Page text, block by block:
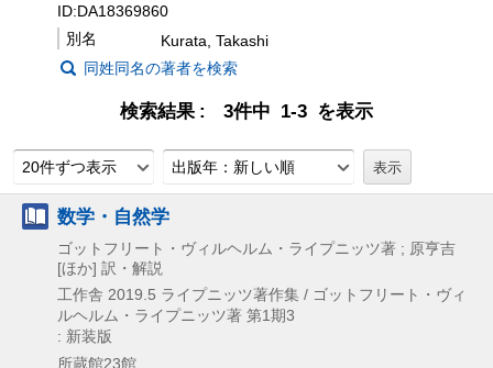
ID:DA18369860
別名
Kurata, Takashi
同姓同名の著者を検索
検索結果 3件中 1-3 を表示
20件ずつ表示 出版年：新しい順
数学・自然学
ゴットフリート・ヴィルヘルム・ライプニッツ著 ; 原亨吉
[ほか] 訳・解説
工作舎 2019.5 ライプニッツ著作集 / ゴットフリート・ヴィ
ルヘルム・ライプニッツ著 第1期3
: 新装版
所蔵館23館